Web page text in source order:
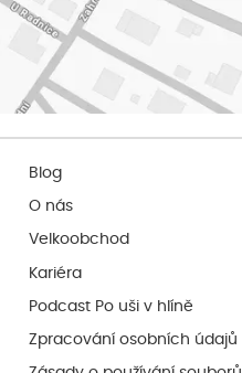
Blog
O nás
Velkoobchod
Kariéra
Podcast Po uši v hlíně
Zpracování osobních údajů